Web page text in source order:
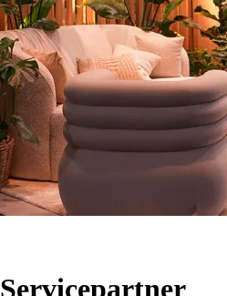
Servicepartner